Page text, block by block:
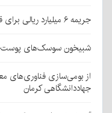
جریمه ۶ میلیارد ریالی برای قاچاقچی نارنگی پاکستانی در بافت
شبیخون سوسک‌های
از بومی‌سازی فناوری‌های
جهاددانشگاهی کرمان